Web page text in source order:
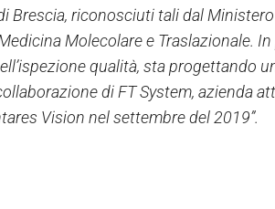
Brescia, riconosciuti tali dal
Molecolare e Traslazionale.
qualità, sta progettando
di FT System, azienda
Vision nel settembre del 2019”.